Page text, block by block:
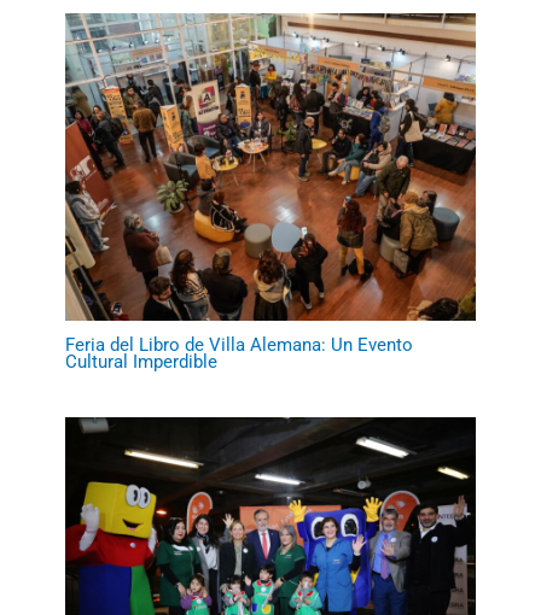
Feria del Libro de Villa Alemana: Un Evento
Cultural Imperdible